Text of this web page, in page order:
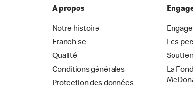
A propos
Notre histoire
Franchise
Qualité
Conditions générales
Protection des données
Les
La